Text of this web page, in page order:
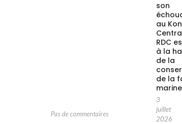
Pas de commentaires
son
au
RDC
à la
de la
de la
3
juillet
2026